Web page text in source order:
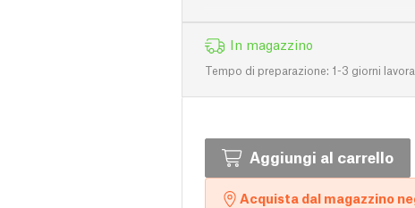
In magazzino
Tempo di preparazione: 1-3 giorni
Aggiungi al carrello
Acquista dal magazzino